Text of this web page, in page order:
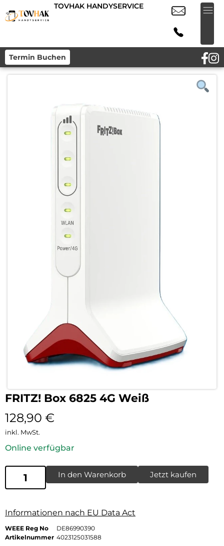
TOVHAK HANDYSERVICE
Termin Buchen
FRITZ! Box 6825 4G Weiß
128,90 €
inkl. MwSt.
Online verfügbar
In den Warenkorb Jetzt kaufen
Informationen nach EU Data Act
WEEE Reg No
DE86990390
Artikelnummer 4023125031588